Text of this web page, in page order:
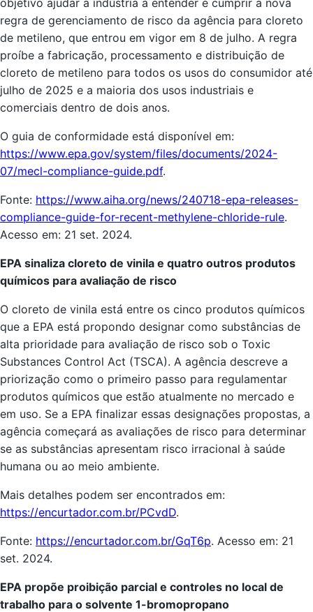
regra de gerenciamento de risco da agência para cloreto
de metileno, que entrou em vigor em 8 de julho. A regra
proíbe a fabricação, processamento e distribuição de
cloreto de metileno para todos os usos do consumidor até
julho de 2025 e a maioria dos usos industriais e
comerciais dentro de dois anos.
O guia de conformidade está disponível em:
https://www.epa.gov/system/files/documents/2024-
07/mecl-compliance-guide.pdf.
Fonte: https://www.aiha.org/news/240718-epa-releases-
compliance-guide-for-recent-methylene-chloride-rule.
Acesso em: 21 set. 2024.
EPA sinaliza cloreto de vinila e quatro outros produtos
químicos para avaliação de risco
O cloreto de vinila está entre os cinco produtos químicos
que a EPA está propondo designar como substâncias de
alta prioridade para avaliação de risco sob o Toxic
Substances Control Act (TSCA). A agência descreve a
priorização como o primeiro passo para regulamentar
produtos químicos que estão atualmente no mercado e
em uso. Se a EPA finalizar essas designações propostas, a
agência começará as avaliações de risco para determinar
se as substâncias apresentam risco irracional à saúde
humana ou ao meio ambiente.
Mais detalhes podem ser encontrados em:
https://encurtador.com.br/PCvdD.
Fonte: https://encurtador.com.br/GqT6p. Acesso em: 21
set. 2024.
EPA propõe proibição parcial e controles no local de
trabalho para o solvente 1-bromopropano